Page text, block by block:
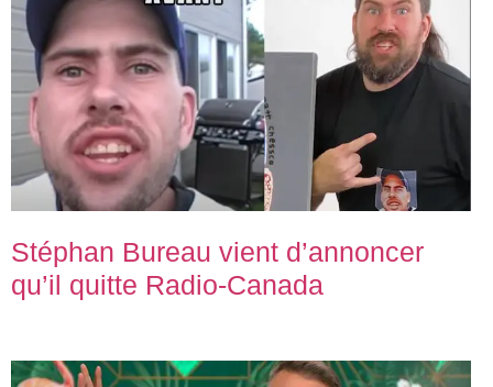
Stéphan Bureau vient d’annoncer
qu’il quitte Radio-Canada